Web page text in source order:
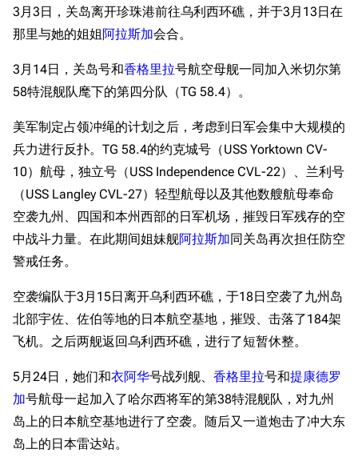
3月3日，关岛离开珍珠港前往乌利西环礁，并于3月13日在
那里与她的姐姐阿拉斯加会合。
3月14日，关岛号和香格里拉号航空母舰一同加入米切尔第
58特混舰队麾下的第四分队（TG 58.4）。
美军制定占领冲绳的计划之后，考虑到日军会集中大规模的
兵力进行反扑。TG 58.4的约克城号（USS Yorktown CV-
10）航母，独立号（USS Independence CVL-22）、兰利号
（USS Langley CVL-27）轻型航母以及其他数艘航母奉命
空袭九州、四国和本州西部的日军机场，摧毁日军残存的空
中战斗力量。在此期间姐妹舰阿拉斯加同关岛再次担任防空
警戒任务。
空袭编队于3月15日离开乌利西环礁，于18日空袭了九州岛
北部宇佐、佐伯等地的日本航空基地，摧毁、击落了184架
飞机。之后两舰返回乌利西环礁，进行了短暂休整。
5月24日，她们和衣阿华号战列舰、 香格里拉号和提康德罗
加号航母一起加入了哈尔西将军的第38特混舰队，对九州
岛上的日本航空基地进行了空袭。随后又一道炮击了冲大东
岛上的日本雷达站。